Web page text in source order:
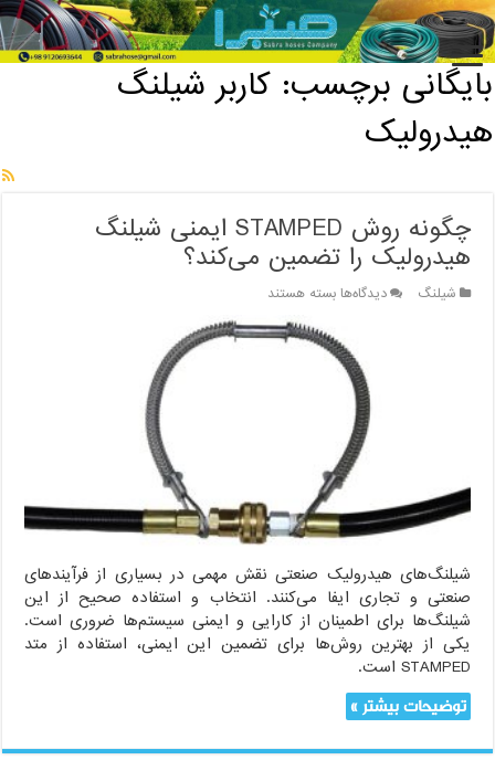
خانه / بایگانی برچسب: کاربر شیلنگ هیدرولیک
بایگانی برچسب:کاربر شیلنگ
هیدرولیک
چگونه روش STAMPED ایمنی شیلنگ
هیدرولیک را تضمین می‌کند؟
شیلنگ دیدگاه‌هابرای
روش
STAMPED
می‌کند؟
بسته هستند
شیلنگ‌های هیدرولیک صنعتی نقش مهمی در بسیاری از فرآیندهای
صنعتی و تجاری ایفا می‌کنند. انتخاب و استفاده صحیح از این
شیلنگ‌ها برای اطمینان از کارایی و ایمنی سیستم‌ها ضروری است.
یکی از بهترین روش‌ها برای تضمین این ایمنی، استفاده از متد
STAMPED است.
توضیحات بیشتر »